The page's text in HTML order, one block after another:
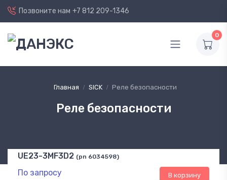
Позвоните нам +7 812 209-1346
0
Главная SICK Реле безопасности
Реле безопасности
UE23-3MF3D2 (pn 6034598)
По запросу В корзину